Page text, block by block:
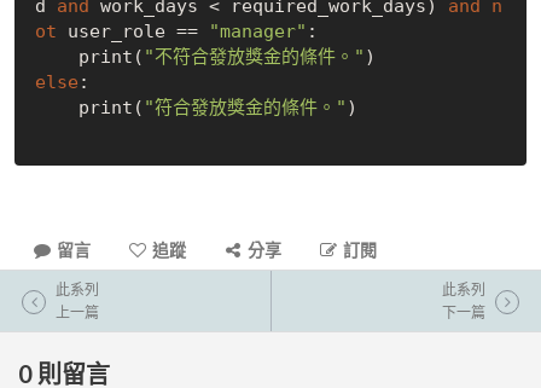
d and work_days < required_work_days) and
n
ot user_role == "manager" :
    print(
"不符合發放獎金的條件。"
else :
    print(
"符合發放獎金的條件。" )
留言 追蹤 分享 訂閱
此系列
上一篇
此系列
下一篇
0 則留言